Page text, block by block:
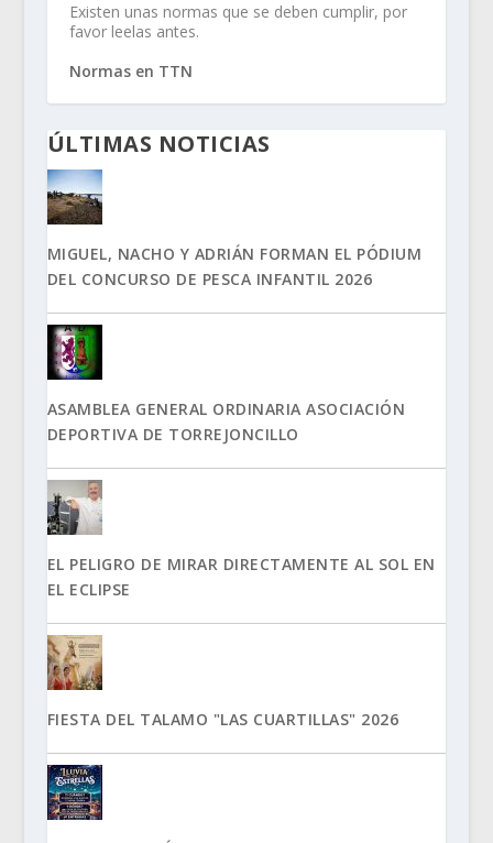
Existen unas normas que se deben cumplir, por
favor leelas antes.
Normas en TTN
ÚLTIMAS NOTICIAS
MIGUEL, NACHO Y ADRIÁN FORMAN EL PÓDIUM
DEL CONCURSO DE PESCA INFANTIL 2026
ASAMBLEA GENERAL ORDINARIA ASOCIACIÓN
DEPORTIVA DE TORREJONCILLO
EL PELIGRO DE MIRAR DIRECTAMENTE AL SOL EN
EL ECLIPSE
FIESTA DEL TALAMO "LAS CUARTILLAS" 2026